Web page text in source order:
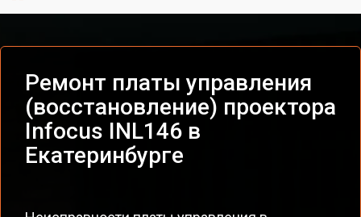
Ремонт платы управления
(восстановление) проектора
Infocus INL146 в
Екатеринбурге